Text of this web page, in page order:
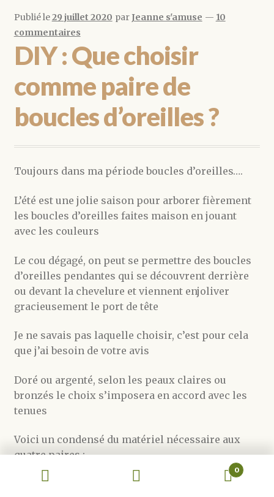
Publié le29 juillet 2020 parJeanne s'amuse — 10
commentaires
DIY : Que choisir
comme paire de
boucles d’oreilles ?
Toujours dans ma période boucles d’oreilles….
L’été est une jolie saison pour arborer fièrement
les boucles d’oreilles faites maison en jouant
avec les couleurs
Le cou dégagé, on peut se permettre des boucles
d’oreilles pendantes qui se découvrent derrière
ou devant la chevelure et viennent enjoliver
gracieusement le port de tête
Je ne savais pas laquelle choisir, c’est pour cela
que j’ai besoin de votre avis
Doré ou argenté, selon les peaux claires ou
bronzés le choix s’imposera en accord avec les
tenues
Voici un condensé du matériel nécessaire aux
quatre paires :
des chaînettes dorées ou argentées
Recherche
Recherche
0